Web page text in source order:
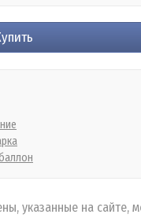
указанные на сайте,